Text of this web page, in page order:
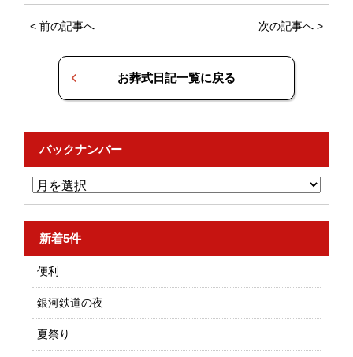
< 前の記事へ 次の記事へ >
お葬式日記一覧に戻る
バックナンバー
新着5件
便利
銀河鉄道の夜
夏祭り